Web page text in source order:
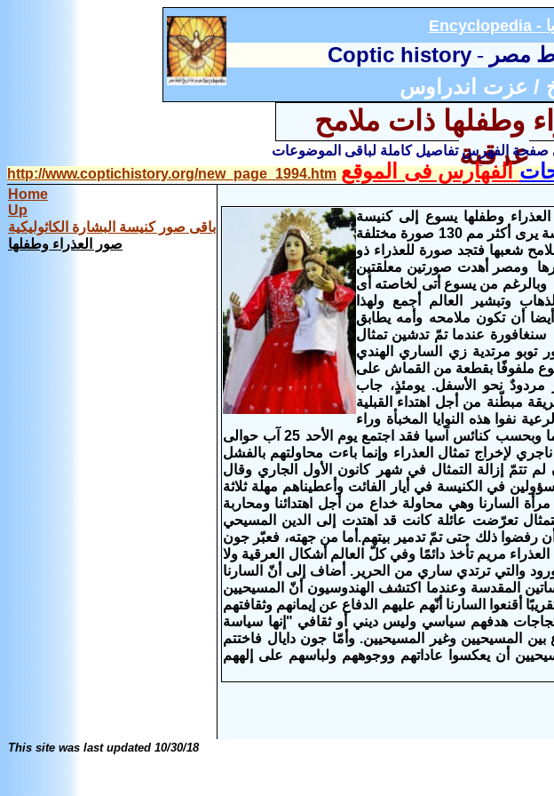
Encyclopedia -
مصر-
Coptic history
/ عزت اندراوس
وطفلها ذات ملامح
عرقية
صفحة الفهرس تفاصيل كاملة لباقى الموضوعات
الفهارس فى الموقع http://www.coptichistory.org/new_page_1994.htm
Home
Up
باقى صور كنيسة البشارة الكاثوليكية
صور العذراء وطفلها
وطفلها يسوع إلى كنيسة
البشارة للاتين الكاثوليك فى الناصرة والزائلر لهذه الكنيسة يرى أكثر مم 130 صورة مختلفة
شعبها فتجد صورة للعذراء ذو
ومصر أهدت صورتين معلقتين
وبالرغم من يسوع أتى لخاصته أى
وتبشير العالم أجمع ولهذا
أن تكون ملامحه وأمه يطابق
سنغافورة عندماتمّ تدشين تمثال
من قبل المونسنيور توبو مرتدية زي الساري الهندي
ملفوفًا بقطعة من القماش على
مردودٌ نحو الأسفل. يومئذٍ، جاب
مبطّنة من أجل اهتداء القبلية
نفوا هذه النوايا المخبأة وراء
تدشين التمثال، بقي الاحتجاج على تزايد طوال أسابيع.إنما وبحسب كنائس آسيا فقد اجتمع يوم الأحد 25 آب حوالى
لإخراج تمثال العذراء وإنما باءت محاولتهم بالفشل
لم تتمّ إزالة التمثال في شهر كانون الأول الجاري وقال
في الكنيسة في أيار الفائت وأعطيناهم مهلة ثلاثة
السارنا وهي محاولة خداع من أجل اهتدائنا ومحاربة
تعرّضت عائلة كانت قد اهتدت إلى الدين المسيحي
أن رفضوا ذلك حتى تمّ تدمير بيتهم.أما من جهته، فعبّر جون
مريم تأخذ دائمًا وفي كلّ العالم أشكال العرقية ولا
والتي ترتدي ساري من الحرير. أضاف إلى أنّ السارنا
المقدسة وعندما اكتشف الهندوسيون أنّ المسيحيين
أقنعوا السارنا أنّهم عليهم الدفاع عن إيمانهم وثقافتهم
هدفهم سياسي وليس ديني أو ثقافي "إنها سياسة
المسيحيين وغير المسيحيين. وأمّا جون دايال فاختتم
أن يعكسوا عاداتهم ووجوههم ولباسهم على إلههم
This site was last updated 10/30/18